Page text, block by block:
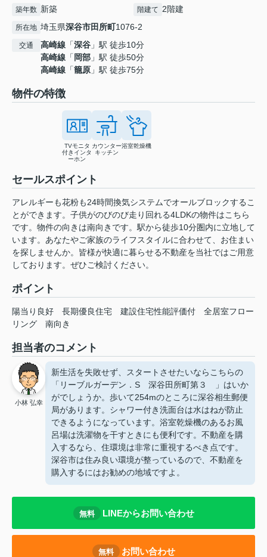
築年数 新築 階建て 2階建
所在地 埼玉県深谷市田所町1076-2
交通 高崎線 「深谷 」駅 徒歩10分
高崎線 「 岡部 」駅 徒歩50分
高崎線 「籠原 」駅 徒歩75分
物件の特徴
TVモニタ
付きインタ
ーホン
カウンター
キッチン
浴室乾燥機
セールスポイント
アレルギーも花粉も24時間換気システムでオールブロックするこ
とができます。子供がのびのび走り回れる4LDKの物件はこちら
です。物件の向きは南向きです。駅から徒歩10分圏内に立地して
います。あなたやご家族のライフスタイルに合わせて、お住まい
を探しませんか。皆様が快適に暮らせる不動産を当社ではご用意
しております。ぜひご検討ください。
ポイント
陽当り良好 長期優良住宅 建設住宅性能評価付
全居室フロー
リング
南向き
担当者のコメント
小林 弘幸
新生活を失敗せず、スタートさせたいならこちらの
「リーブルガーデン．S 深谷田所町第３ 」はいか
がでしょうか。歩いて254mのところに深谷相生郵便
局があります。シャワー付き洗面台は水はねが防止
できるようになっています。浴室乾燥機のあるお風
呂場は洗濯物を干すときにも便利です。不動産を購
入するなら、住環境は非常に重視するべき点です。
深谷市は住み良い環境が整っているので、不動産を
購入するにはお勧めの地域ですよ。
無料 LINEからお問い合わせ
無料 お問い合わせ